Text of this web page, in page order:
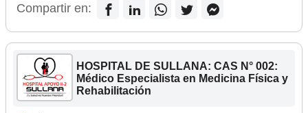
Compartir en:
HOSPITAL DE SULLANA: CAS N° 002:
Médico Especialista en Medicina Física y
Rehabilitación